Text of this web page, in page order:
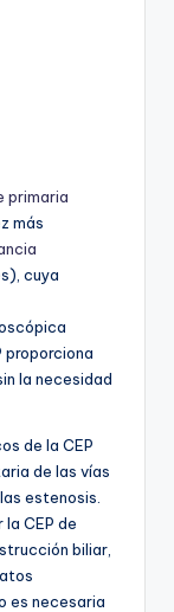
primaria
más
cuya
proporciona
la necesidad
de la CEP
de las vías
estenosis.
CEP de
biliar,
es necesaria